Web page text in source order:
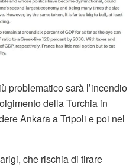
problematico sarà l’incendio
della Turchia in
Ankara a Tripoli e poi nel
che rischia di tirare